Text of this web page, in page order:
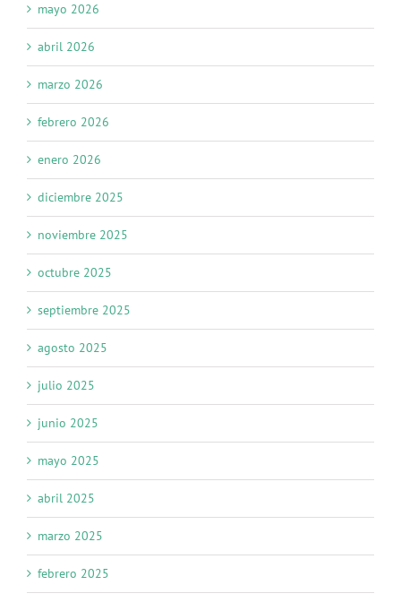
mayo 2026
abril 2026
marzo 2026
febrero 2026
enero 2026
diciembre 2025
noviembre 2025
octubre 2025
septiembre 2025
agosto 2025
julio 2025
junio 2025
mayo 2025
abril 2025
marzo 2025
febrero 2025